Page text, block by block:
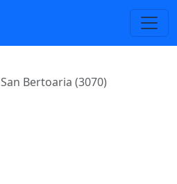
San Bertoaria (3070)